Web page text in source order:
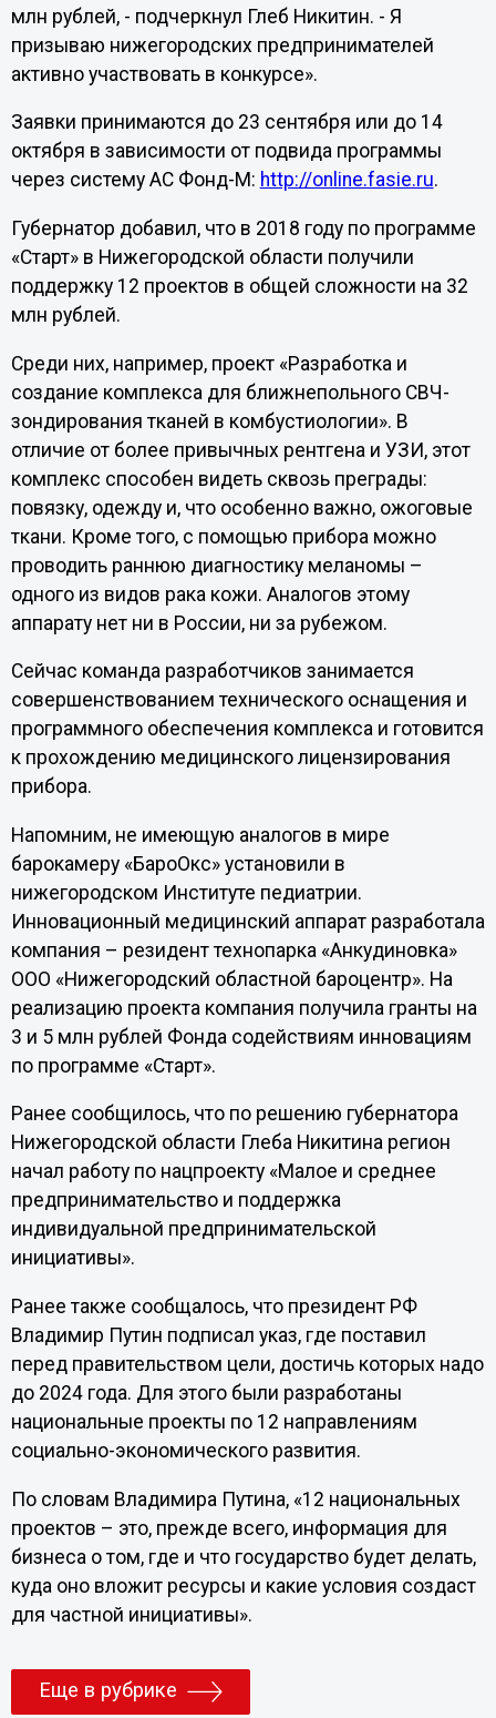
млн рублей, - подчеркнул Глеб Никитин. - Я
призываю нижегородских предпринимателей
активно участвовать в конкурсе».
Заявки принимаются до 23 сентября или до 14
октября в зависимости от подвида программы
через систему АС Фонд-М: http://online.fasie.ru.
Губернатор добавил, что в 2018 году по программе
«Старт» в Нижегородской области получили
поддержку 12 проектов в общей сложности на 32
млн рублей.
Среди них, например, проект «Разработка и
создание комплекса для ближнепольного СВЧ-
зондирования тканей в комбустиологии». В
отличие от более привычных рентгена и УЗИ, этот
комплекс способен видеть сквозь преграды:
повязку, одежду и, что особенно важно, ожоговые
ткани. Кроме того, с помощью прибора можно
проводить раннюю диагностику меланомы –
одного из видов рака кожи. Аналогов этому
аппарату нет ни в России, ни за рубежом.
Сейчас команда разработчиков занимается
совершенствованием технического оснащения и
программного обеспечения комплекса и готовится
к прохождению медицинского лицензирования
прибора.
Напомним, не имеющую аналогов в мире
барокамеру «БароОкс» установили в
нижегородском Институте педиатрии.
Инновационный медицинский аппарат разработала
компания – резидент технопарка «Анкудиновка»
ООО «Нижегородский областной бароцентр». На
реализацию проекта компания получила гранты на
3 и 5 млн рублей Фонда содействиям инновациям
по программе «Старт».
Ранее сообщилось, что по решению губернатора
Нижегородской области Глеба Никитина регион
начал работу по нацпроекту «Малое и среднее
предпринимательство и поддержка
индивидуальной предпринимательской
инициативы».
Ранее также сообщалось, что президент РФ
Владимир Путин подписал указ, где поставил
перед правительством цели, достичь которых надо
до 2024 года. Для этого были разработаны
национальные проекты по 12 направлениям
социально-экономического развития.
По словам Владимира Путина, «12 национальных
проектов – это, прежде всего, информация для
бизнеса о том, где и что государство будет делать,
куда оно вложит ресурсы и какие условия создаст
для частной инициативы».
Еще в рубрике